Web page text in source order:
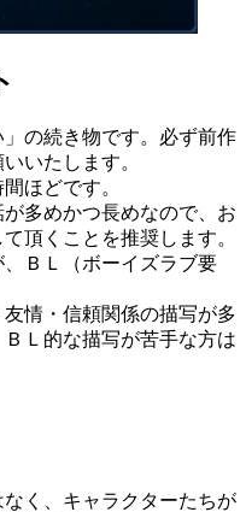
の続き物です。必ず前作
いたします。
ほどです。
多めかつ長めなので、お
頂くことを推奨します。
、ＢＬ（ボーイズラブ要
情・信頼関係の描写が多
Ｌ的な描写が苦手な方は
く、キャラクターたちが